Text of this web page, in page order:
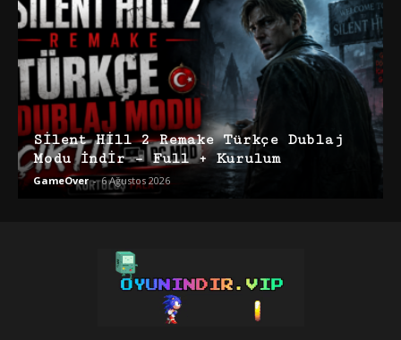
Silent Hill 2 Remake Türkçe Dublaj
Modu İndir – Full + Kurulum
GameOver - 6 Ağustos 2026